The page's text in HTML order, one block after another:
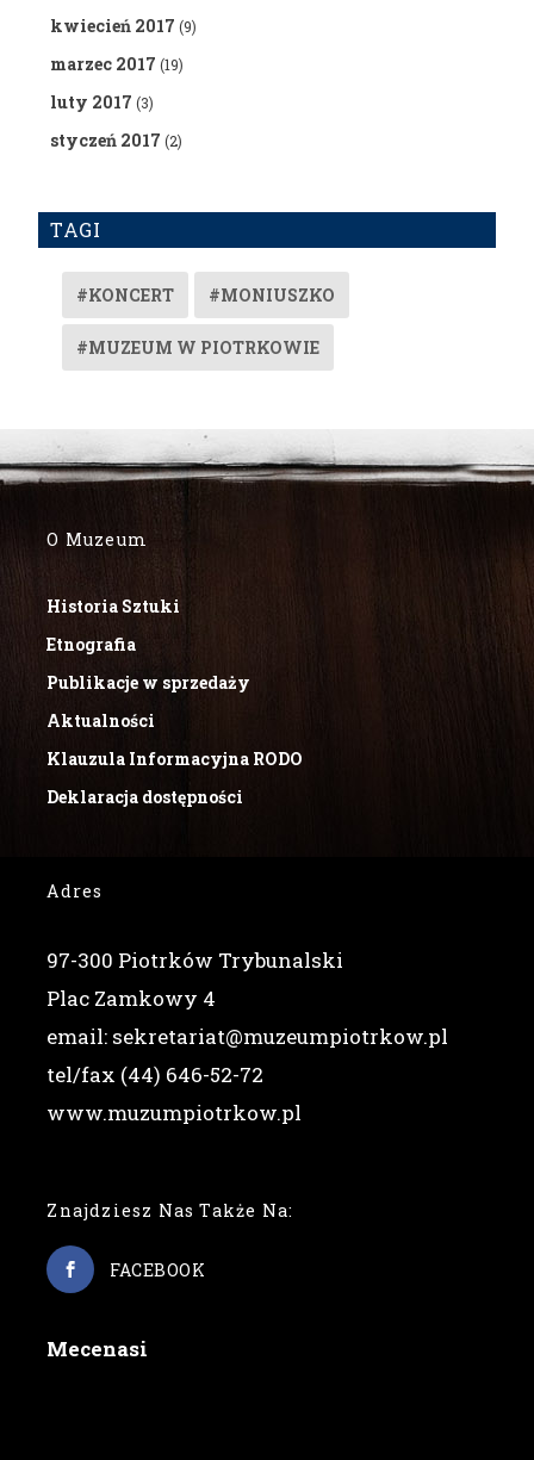
kwiecień 2017 (9)
marzec 2017 (19)
luty 2017 (3)
styczeń 2017 (2)
TAGI
#KONCERT #MONIUSZKO
#MUZEUM W PIOTRKOWIE
O Muzeum
Historia Sztuki
Etnografia
Publikacje w sprzedaży
Aktualności
Klauzula Informacyjna RODO
Deklaracja dostępności
Adres
97-300 Piotrków Trybunalski
Plac Zamkowy 4
email: sekretariat@muzeumpiotrkow.pl
tel/fax (44) 646-52-72
www.muzumpiotrkow.pl
Znajdziesz Nas Także Na:
FACEBOOK
Mecenasi